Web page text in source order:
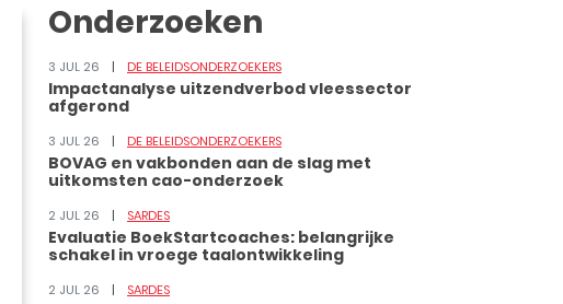
Onderzoeken
3 JUL 26 DE BELEIDSONDERZOEKERS
Impactanalyse uitzendverbod vleessector
afgerond
3 JUL 26 DE BELEIDSONDERZOEKERS
BOVAG en vakbonden aan de slag met
uitkomsten cao-onderzoek
2 JUL 26 SARDES
Evaluatie BoekStartcoaches: belangrijke
schakel in vroege taalontwikkeling
2 JUL 26 SARDES